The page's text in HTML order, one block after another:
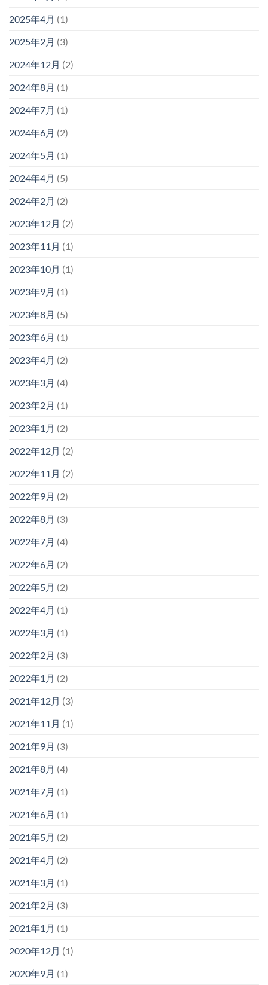
2025年4月 (1)
2025年2月 (3)
2024年12月 (2)
2024年8月 (1)
2024年7月 (1)
2024年6月 (2)
2024年5月 (1)
2024年4月 (5)
2024年2月 (2)
2023年12月 (2)
2023年11月 (1)
2023年10月 (1)
2023年9月 (1)
2023年8月 (5)
2023年6月 (1)
2023年4月 (2)
2023年3月 (4)
2023年2月 (1)
2023年1月 (2)
2022年12月 (2)
2022年11月 (2)
2022年9月 (2)
2022年8月 (3)
2022年7月 (4)
2022年6月 (2)
2022年5月 (2)
2022年4月 (1)
2022年3月 (1)
2022年2月 (3)
2022年1月 (2)
2021年12月 (3)
2021年11月 (1)
2021年9月 (3)
2021年8月 (4)
2021年7月 (1)
2021年6月 (1)
2021年5月 (2)
2021年4月 (2)
2021年3月 (1)
2021年2月 (3)
2021年1月 (1)
2020年12月 (1)
2020年9月 (1)